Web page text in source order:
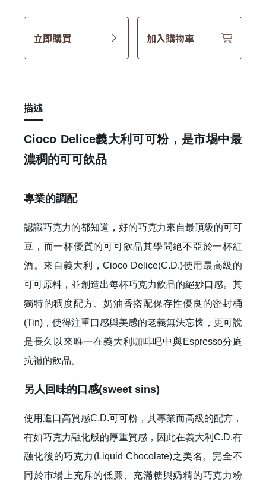
立即購買 加入購物車
描述
Cioco Delice義大利可可粉，是市埸中最
濃稠的可可飲品
專業的調配
認識巧克力的都知道，好的巧克力來自最頂級的可可
豆，而一杯優質的可可飲品其學問絕不亞於一杯紅
酒。來自義大利，Cioco Delice(C.D.)使用最高級的
可可原料，並創造出每杯巧克力飲品的絕妙口感。其
獨特的稠度配方、奶油香搭配保存性優良的密封桶
(Tin)，使得注重口感與美感的老義無法忘懷，更可說
是長久以來唯一在義大利咖啡吧中與Espresso分庭
抗禮的飲品。
另人回味的口感(sweet sins)
使用進口高質感C.D.可可粉，其專業而高級的配方，
有如巧克力融化般的厚重質感，因此在義大利C.D.有
融化後的巧克力(Liquid Chocolate)之美名。完全不
同於市場上充斥的低廉、充滿糖與奶精的巧克力粉